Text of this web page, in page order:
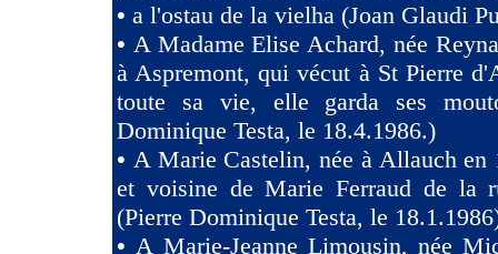
• a l'ostau de la vielha (Joan Glaudi
• A Madame Elise Achard, née
à Aspremont, qui vécut à St Pierre
toute sa vie, elle garda ses
Dominique Testa, le 18.4.1986.)
• A Marie Castelin, née à Allauch en
et voisine de Marie Ferraud de la
(Pierre Dominique Testa, le
•A Marie-Jeanne Limousin, née